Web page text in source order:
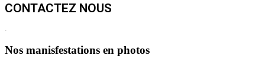
CONTACTEZ NOUS
Nos manisfestations en photos